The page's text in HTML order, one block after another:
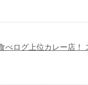
べログ上位カレー店